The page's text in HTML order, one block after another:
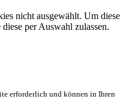
nicht ausgewählt. Um diese
per Auswahl zulassen.
erforderlich und können in Ihren